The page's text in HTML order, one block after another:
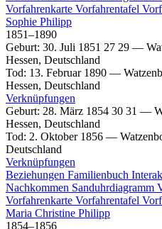
Vorfahrenkarte Vorfahrentafel
Sophie Philipp
1851–1890
Geburt: 30. Juli 1851 27 29 —
Hessen, Deutschland
Tod: 13. Februar 1890 —
Hessen, Deutschland
Verknüpfungen
Geburt: 28. März 1854 30 31 —
Hessen, Deutschland
Tod: 2. Oktober 1856 —
Deutschland
Verknüpfungen
Beziehungen Familienbuch
Nachkommen Sanduhrdiagramm
Vorfahrenkarte Vorfahrentafel
Maria Christine Philipp
1854–1856